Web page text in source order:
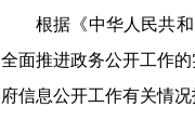
根据《中华人民共
全面推进政务公开工作
府信息公开工作有关情况